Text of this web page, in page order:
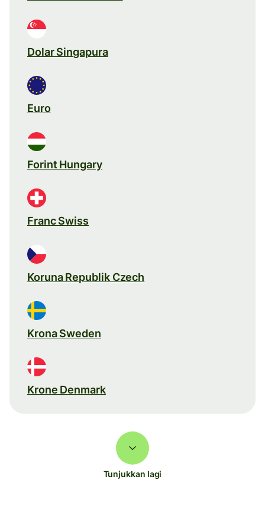
Dolar Singapura
Euro
Forint Hungary
Franc Swiss
Koruna Republik Czech
Krona Sweden
Krone Denmark
Tunjukkan lagi